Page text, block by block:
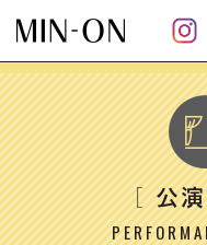
HOME ＞ 公演案内
［公